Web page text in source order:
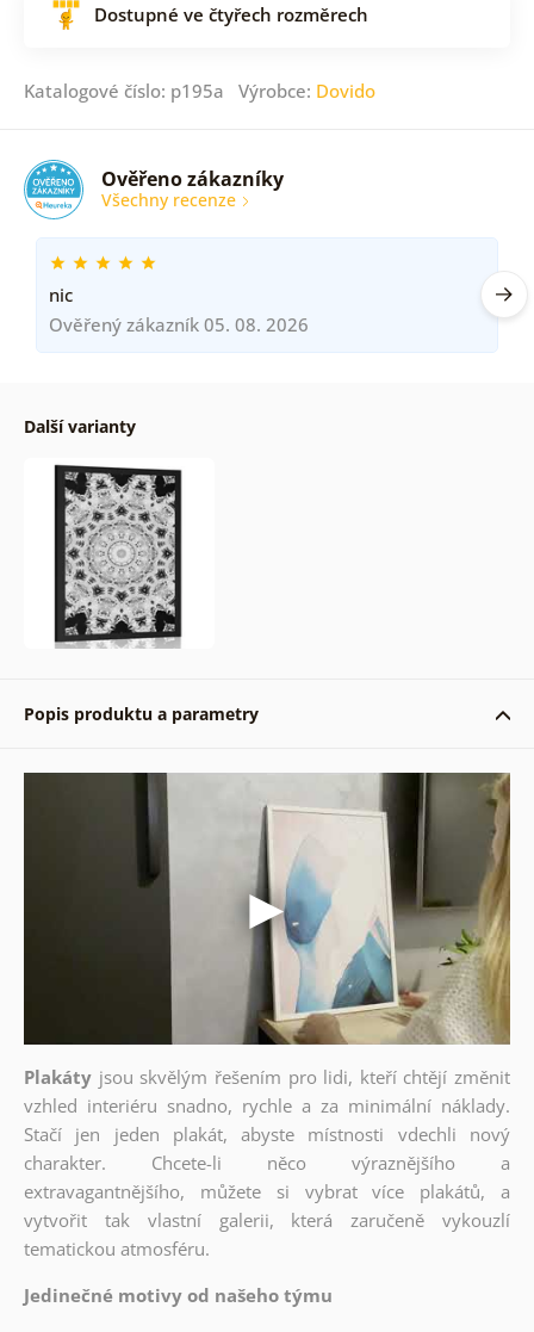
Dostupné ve čtyřech rozměrech
Katalogové číslo: p195a Výrobce: Dovido
Ověřeno zákazníky
Všechny recenze
nic
Ověřený zákazník 05. 08. 2026
Další varianty
Popis produktu a parametry
Plakáty jsou skvělým řešením pro lidi, kteří chtějí změnit
vzhled interiéru snadno, rychle a za minimální náklady.
Stačí jen jeden plakát, abyste místnosti vdechli nový
charakter. Chcete-li něco výraznějšího a
extravagantnějšího, můžete si vybrat více plakátů, a
vytvořit tak vlastní galerii, která zaručeně vykouzlí
tematickou atmosféru.
Jedinečné motivy od našeho týmu